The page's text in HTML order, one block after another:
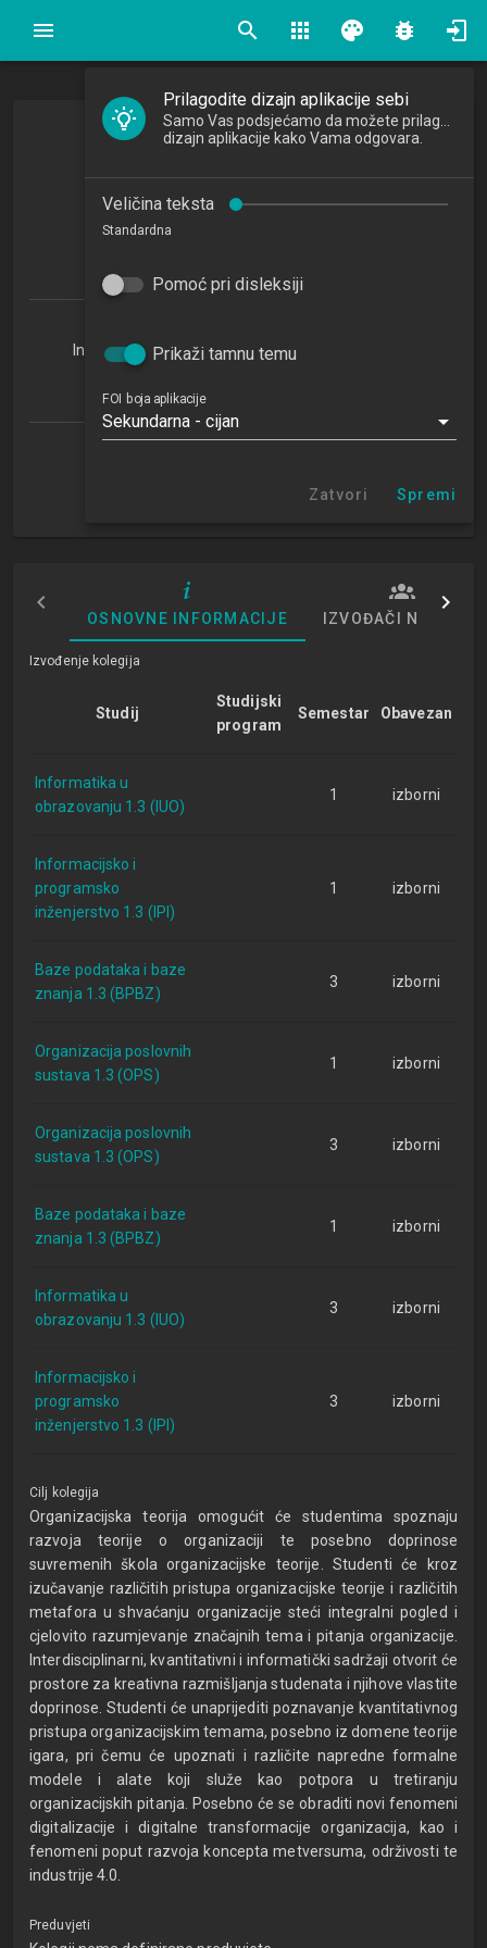
search apps palette bug_report
Organizacijska teorija
Organization Theory
2022/2023
Informacijsko i programsko inženjerstvo 1.3 (IPI)
Organizacija poslovnih sustava 1.3 (OPS)
OSNOVNE INFORMACIJE IZVOĐAČI NASTAVE
Izvođenje kolegija
Studij
Studijski
program
Semestar Obavezan
Informatika u
obrazovanju 1.3 (IUO)
1 izborni
Informacijsko i
programsko
inženjerstvo 1.3 (IPI)
1 izborni
Baze podataka i baze
znanja 1.3 (BPBZ)
3 izborni
Organizacija poslovnih
sustava 1.3 (OPS)
1 izborni
Organizacija poslovnih
sustava 1.3 (OPS)
3 izborni
Baze podataka i baze
znanja 1.3 (BPBZ)
1 izborni
Informatika u
obrazovanju 1.3 (IUO)
3 izborni
Informacijsko i
programsko
inženjerstvo 1.3 (IPI)
3 izborni
Cilj kolegija
Organizacijska teorija omogućit će studentima spoznaju
razvoja teorije o organizaciji te posebno doprinose
suvremenih škola organizacijske teorije. Studenti će kroz
izučavanje različitih pristupa organizacijske teorije i različitih
metafora u shvaćanju organizacije steći integralni pogled i
cjelovito razumjevanje značajnih tema i pitanja organizacije.
Interdisciplinarni, kvantitativni i informatički sadržaji otvorit će
prostore za kreativna razmišljanja studenata i njihove vlastite
doprinose. Studenti će unaprijediti poznavanje kvantitativnog
pristupa organizacijskim temama, posebno iz domene teorije
igara, pri čemu će upoznati i različite napredne formalne
modele i alate koji služe kao potpora u tretiranju
organizacijskih pitanja. Posebno će se obraditi novi fenomeni
digitalizacije i digitalne transformacije organizacija, kao i
fenomeni poput razvoja koncepta metversuma, održivosti te
industrije 4.0.
Preduvjeti
Prilagodite dizajn aplikacije sebi
dizajn aplikacije kako Vama odgovara.
Veličina teksta
Standardna
Pomoć pri disleksiji
Prikaži tamnu temu
FOI boja aplikacije
Sekundarna - cijan
Zatvori Spremi